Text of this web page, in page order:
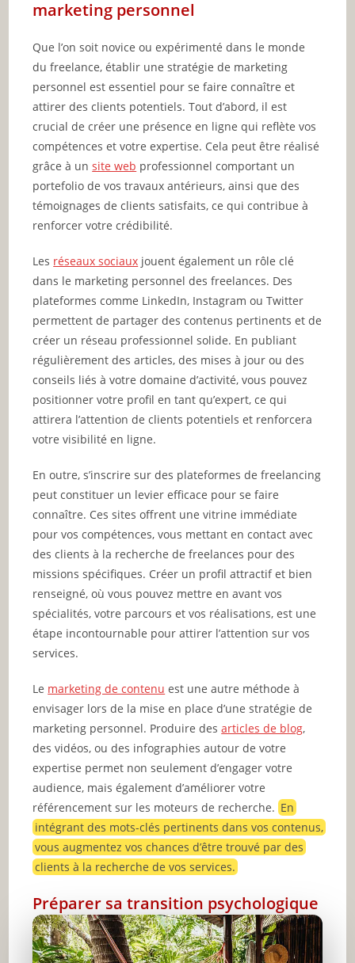
marketing personnel
Que l’on soit novice ou expérimenté dans le monde
du freelance, établir une stratégie de marketing
personnel est essentiel pour se faire connaître et
attirer des clients potentiels. Tout d’abord, il est
crucial de créer une présence en ligne qui reflète vos
compétences et votre expertise. Cela peut être réalisé
grâce à unsite web professionnel comportant un
portefolio de vos travaux antérieurs, ainsi que des
témoignages de clients satisfaits, ce qui contribue à
renforcer votre crédibilité.
Les réseaux sociaux jouent également un rôle clé
dans le marketing personnel des freelances. Des
plateformes comme LinkedIn, Instagram ou Twitter
permettent de partager des contenus pertinents et de
créer un réseau professionnel solide. En publiant
régulièrement des articles, des mises à jour ou des
conseils liés à votre domaine d’activité, vous pouvez
positionner votre profil en tant qu’expert, ce qui
attirera l’attention de clients potentiels et renforcera
votre visibilité en ligne.
En outre, s’inscrire sur des plateformes de freelancing
peut constituer un levier efficace pour se faire
connaître. Ces sites offrent une vitrine immédiate
pour vos compétences, vous mettant en contact avec
des clients à la recherche de freelances pour des
missions spécifiques. Créer un profil attractif et bien
renseigné, où vous pouvez mettre en avant vos
spécialités, votre parcours et vos réalisations, est une
étape incontournable pour attirer l’attention sur vos
services.
Le marketing de contenu est une autre méthode à
envisager lors de la mise en place d’une stratégie de
marketing personnel. Produire desarticles de blog,
des vidéos, ou des infographies autour de votre
expertise permet non seulement d’engager votre
audience, mais également d’améliorer votre
référencement sur les moteurs de recherche.En
intégrant des mots-clés pertinents dans vos contenus,
vous augmentez vos chances d’être trouvé par des
clients à la recherche de vos services.
Préparer sa transition psychologique